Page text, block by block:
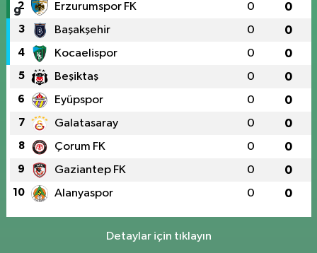
2 Erzurumspor FK 0 0
3 Başakşehir 0 0
4 Kocaelispor 0 0
5 Beşiktaş 0 0
6 Eyüpspor 0 0
7 Galatasaray 0 0
8 Çorum FK 0 0
9 Gaziantep FK 0 0
10 Alanyaspor 0 0
Detaylar için tıklayın